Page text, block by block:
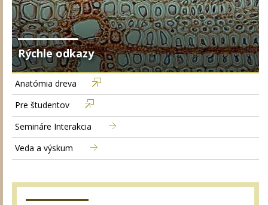
Rýchle odkazy
Anatómia dreva
Pre študentov
Semináre Interakcia
Veda a výskum